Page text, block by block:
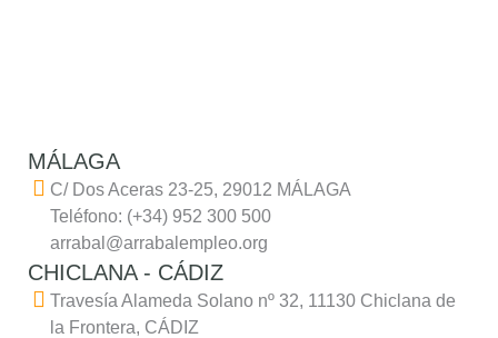
MÁLAGA
C/ Dos Aceras 23-25, 29012 MÁLAGA
Teléfono: (+34) 952 300 500
arrabal@arrabalempleo.org
CHICLANA - CÁDIZ
Travesía Alameda Solano nº 32, 11130 Chiclana de
la Frontera, CÁDIZ